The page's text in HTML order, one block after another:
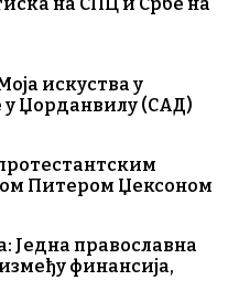
искуства у
у Џорданвилу (САД)
Питером Џексоном
Једна православна
финансија,